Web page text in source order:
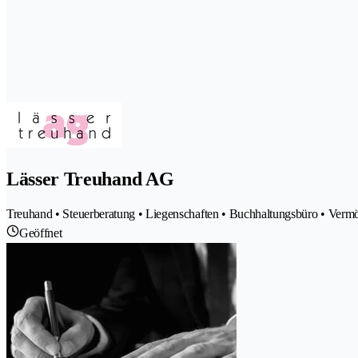
Lässer Treuhand AG
Treuhand • Steuerberatung • Liegenschaften • Buchhaltungsbüro •
Geöffnet